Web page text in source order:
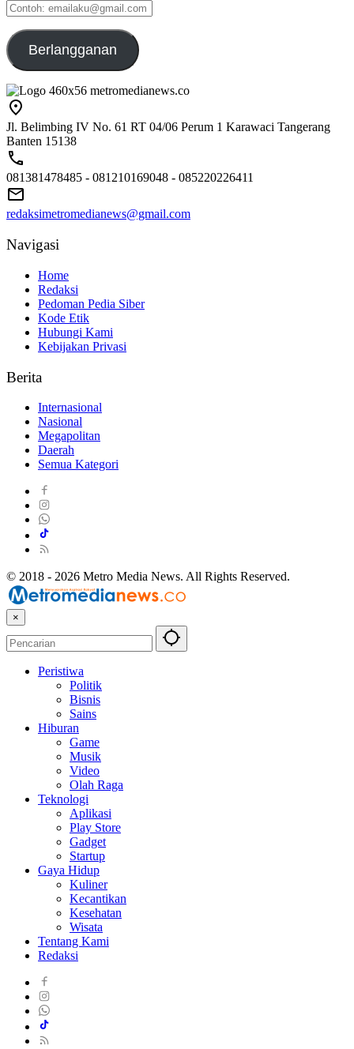
Contoh:
emailaku@gmail.com
Berlangganan
Jl. Belimbing IV No. 61 RT 04/06 Perum 1 Karawaci Tangerang
Banten 15138
081381478485 - 081210169048 - 085220226411
redaksimetromedianews@gmail.com
Navigasi
Home
Redaksi
Pedoman Pedia Siber
Kode Etik
Hubungi Kami
Kebijakan Privasi
Berita
Internasional
Nasional
Megapolitan
Daerah
Semua Kategori
© 2018 - 2026 Metro Media News. All Rights Reserved.
×
Peristiwa
Politik
Bisnis
Sains
Hiburan
Game
Musik
Video
Olah Raga
Teknologi
Aplikasi
Play Store
Gadget
Startup
Gaya Hidup
Kuliner
Kecantikan
Kesehatan
Wisata
Tentang Kami
Redaksi